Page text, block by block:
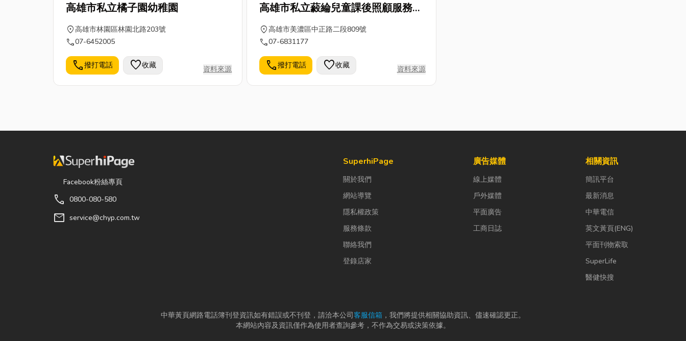
高雄市私立橘子園幼稚園
location_on高雄市林園區林園北路203號
call07-6452005
call撥打電話 favorite收藏 資料來源
高雄市私立藙綸兒童課後照顧服務中
心
location_on高雄市美濃區中正路二段809號
call07-6831177
call撥打電話 favorite收藏 資料來源
Facebook粉絲專頁
call 0800-080-580
mail service@chyp.com.tw
SuperhiPage
關於我們
網站導覽
隱私權政策
服務條款
聯絡我們
登錄店家
廣告媒體
線上媒體
戶外媒體
平面廣告
工商日誌
相關資訊
簡訊平台
最新消息
中華電信
英文黃頁(ENG)
平面刊物索取
SuperLife
醫健快搜
中華黃頁網路電話簿刊登資訊如有錯誤或不刊登，請洽本公司客服信箱 ，我們將提供相關協助資訊、儘速確認更正。
本網站內容及資訊僅作為使用者查詢參考，不作為交易或決策依據。